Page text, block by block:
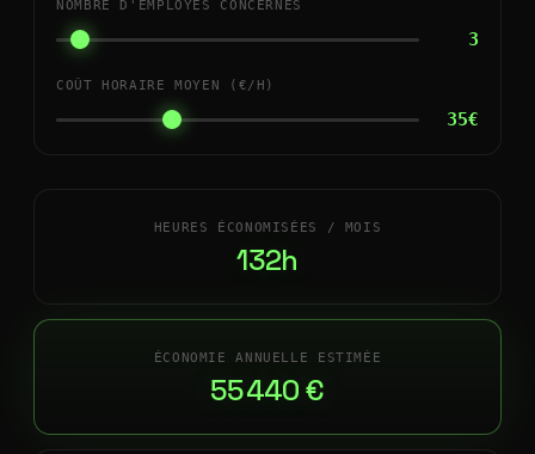
NOMBRE D'EMPLOYÉS CONCERNÉS
3
COÛT HORAIRE MOYEN (€/H)
35€
HEURES ÉCONOMISÉES / MOIS
132h
ÉCONOMIE ANNUELLE ESTIMÉE
55 440 €